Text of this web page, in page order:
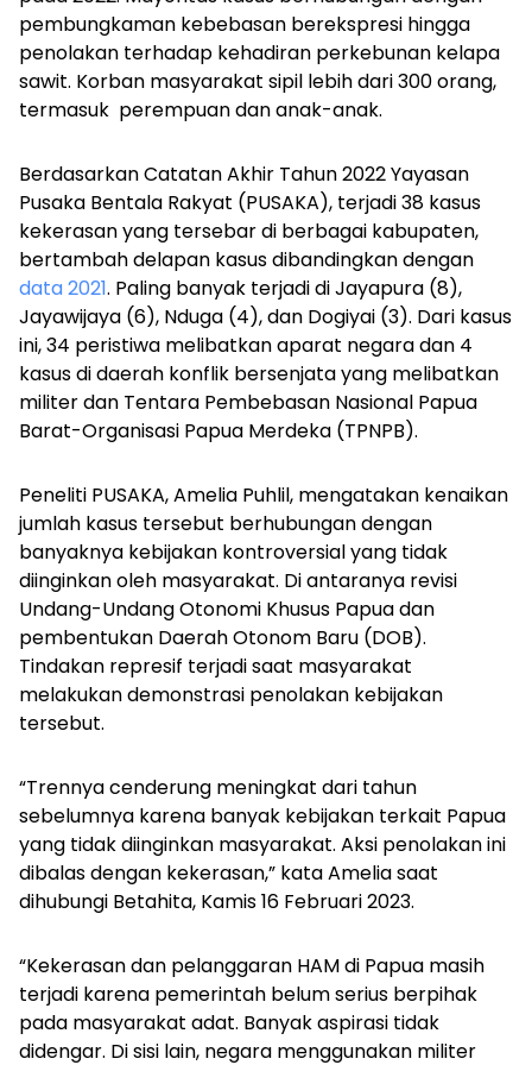
pembungkaman kebebasan berekspresi hingga
penolakan terhadap kehadiran perkebunan kelapa
sawit. Korban masyarakat sipil lebih dari 300 orang,
termasuk perempuan dan anak-anak.
Berdasarkan Catatan Akhir Tahun 2022 Yayasan
Pusaka Bentala Rakyat (PUSAKA), terjadi 38 kasus
kekerasan yang tersebar di berbagai kabupaten,
bertambah delapan kasus dibandingkan dengan
data 2021. Paling banyak terjadi di Jayapura (8),
Jayawijaya (6), Nduga (4), dan Dogiyai (3). Dari kasus
ini, 34 peristiwa melibatkan aparat negara dan 4
kasus di daerah konflik bersenjata yang melibatkan
militer dan Tentara Pembebasan Nasional Papua
Barat-Organisasi Papua Merdeka (TPNPB).
Peneliti PUSAKA, Amelia Puhlil, mengatakan kenaikan
jumlah kasus tersebut berhubungan dengan
banyaknya kebijakan kontroversial yang tidak
diinginkan oleh masyarakat. Di antaranya revisi
Undang-Undang Otonomi Khusus Papua dan
pembentukan Daerah Otonom Baru (DOB).
Tindakan represif terjadi saat masyarakat
melakukan demonstrasi penolakan kebijakan
tersebut.
“Trennya cenderung meningkat dari tahun
sebelumnya karena banyak kebijakan terkait Papua
yang tidak diinginkan masyarakat. Aksi penolakan ini
dibalas dengan kekerasan,” kata Amelia saat
dihubungi Betahita, Kamis 16 Februari 2023.
“Kekerasan dan pelanggaran HAM di Papua masih
terjadi karena pemerintah belum serius berpihak
pada masyarakat adat. Banyak aspirasi tidak
didengar. Di sisi lain, negara menggunakan militer